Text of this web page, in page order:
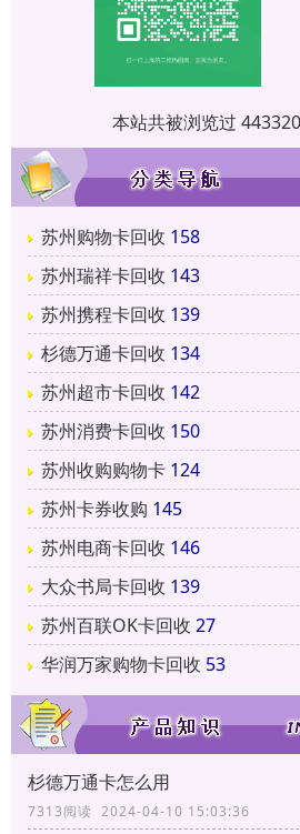
本站共被浏览过
苏州购物卡回收 158
苏州瑞祥卡回收 143
苏州携程卡回收 139
杉德万通卡回收 134
苏州超市卡回收 142
苏州消费卡回收 150
苏州收购购物卡 124
苏州卡券收购 145
苏州电商卡回收 146
大众书局卡回收 139
苏州百联OK卡回收 27
华润万家购物卡回收 53
杉德万通卡怎么用
7313阅读 2024-04-10 15:03:36